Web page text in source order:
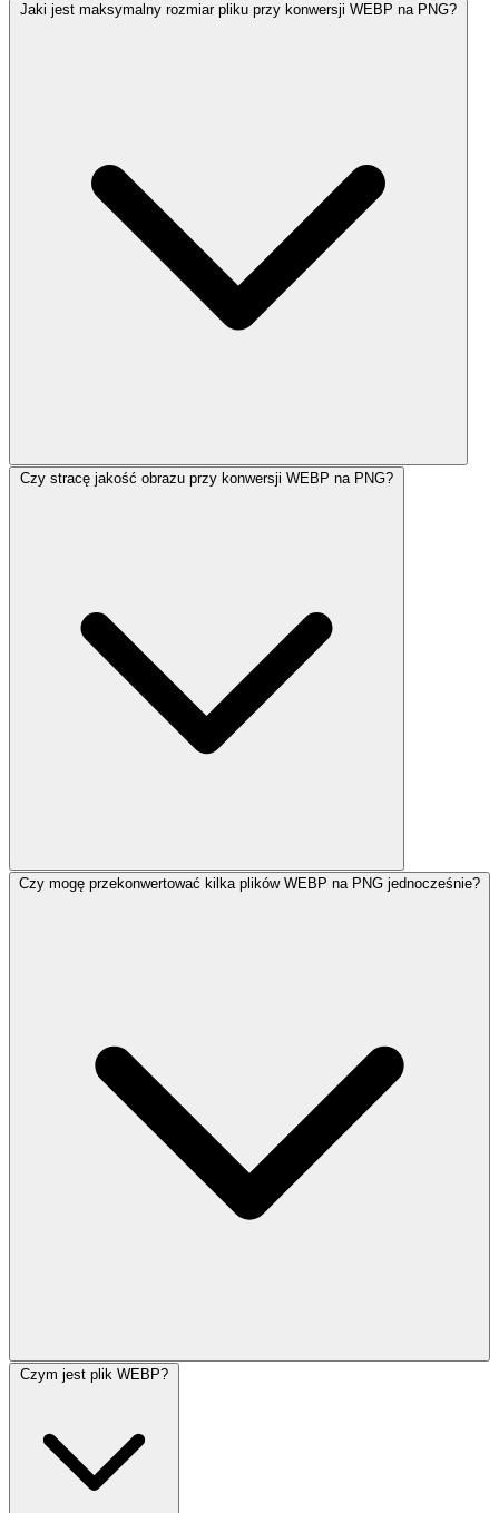
Jaki jest maksymalny rozmiar pliku przy konwersji WEBP na PNG?
Czy stracę jakość obrazu przy konwersji WEBP na PNG?
Czy mogę przekonwertować kilka plików WEBP na PNG jednocześnie?
Czym jest plik WEBP?